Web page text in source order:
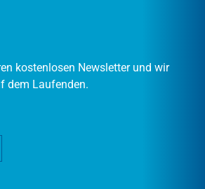
kostenlosen Newsletter und wir
dem Laufenden.